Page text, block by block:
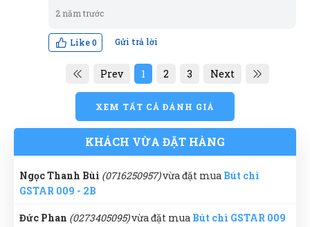
2 năm trước
Like0 Gửi trả lời
Prev 1 2 3 Next
XEM TẤT CẢ ĐÁNH GIÁ
KHÁCH VỪA ĐẶT HÀNG
Thanh Bình(0976753795) vừa đặt mua
(0557533555)vừa đặt muaBút chì GSTAR 009 -
(0459000693) vừa đặt mua
Bút chì GSTAR 009
Ngọc Thanh Bùi (0716250957)vừa đặt mua Bút chì
GSTAR 009 - 2B
Đức Phan (0273405095)vừa đặt mua Bút chì GSTAR 009
Đinh Phước
Nhân viên phục vụ chu đáo, nhanh chóng lắm luôn
(Đánh giá 2 năm trước)
giảm giá là thấy thích rồi